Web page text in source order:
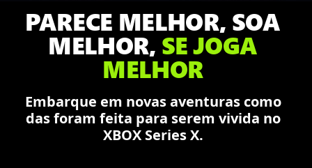
Damon,
Dominic
Augustus
contra
o
Locust
PARECE MELHOR, SOA
MELHOR, SE JOGA
MELHOR
Embarque em novas aventuras como
das foram feita para serem vivida no
XBOX Series X.